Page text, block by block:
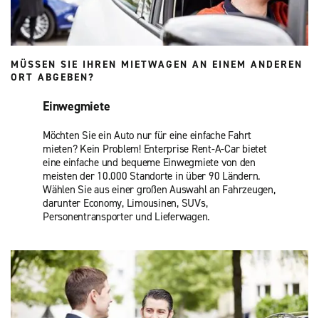
MÜSSEN SIE IHREN MIETWAGEN AN EINEM ANDEREN
ORT ABGEBEN?
Einwegmiete
Möchten Sie ein Auto nur für eine einfache Fahrt
mieten? Kein Problem! Enterprise Rent-A-Car bietet
eine einfache und bequeme Einwegmiete von den
meisten der 10.000 Standorte in über 90 Ländern.
Wählen Sie aus einer großen Auswahl an Fahrzeugen,
darunter Economy, Limousinen, SUVs,
Personentransporter und Lieferwagen.